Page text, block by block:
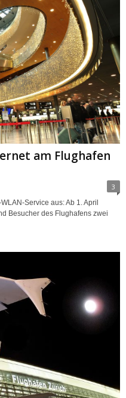
am Flughafen
3
Service aus: Ab 1. April
Besucher des Flughafens zwei